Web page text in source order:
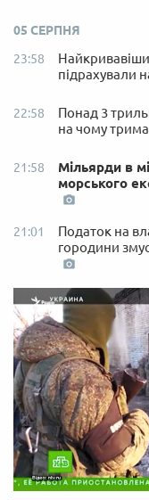
05 СЕРПНЯ
23:58
підрахували
22:58
Понад 3
на чому
21:58
Мільярди в
морського
21:01
Податок на
городини